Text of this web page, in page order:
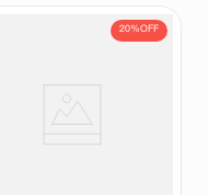
20%OFF
Óleo Sérum Corporal Dove